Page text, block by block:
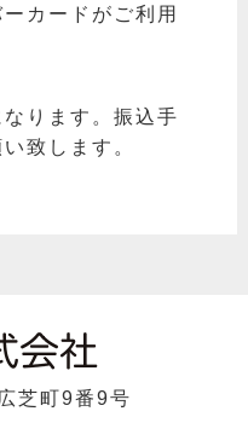
カードがご利用
ります。振込手
致します。
芝町9番9号